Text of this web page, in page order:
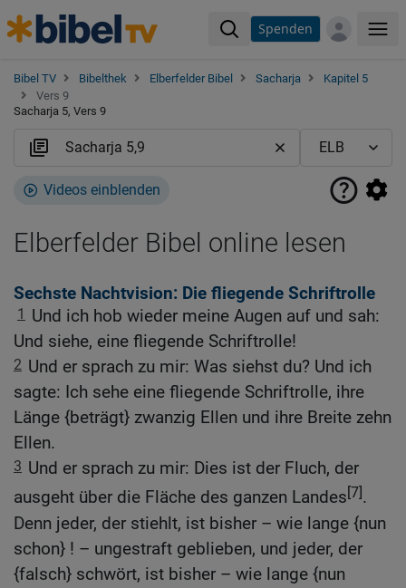
Spenden
Bibel TV Bibelthek Elberfelder Bibel Sacharja
Kapitel 5
Vers 9
Sacharja 5, Vers 9
Videos einblenden
Elberfelder Bibel online lesen
Sechste Nachtvision: Die fliegende Schriftrolle
1
Und ich hob wieder meine Augen auf und sah:
Und siehe, eine fliegende Schriftrolle!
2 Und er sprach zu mir: Was siehst du? Und ich
sagte: Ich sehe eine fliegende Schriftrolle, ihre
Länge {beträgt} zwanzig Ellen und ihre Breite zehn
Ellen.
3 Und er sprach zu mir: Dies ist der Fluch, der
ausgeht über die Fläche des ganzen Landes[7].
Denn jeder, der stiehlt, ist bisher – wie lange {nun
schon} ! – ungestraft geblieben, und jeder, der
{falsch} schwört, ist bisher – wie lange {nun